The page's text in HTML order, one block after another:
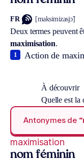
FR [maksimizasjɔ̃]
Deux termes peuvent
maximisation.
Action de
1
À découvrir
Quelle est
Antonymes de
maximisation
nom féminin